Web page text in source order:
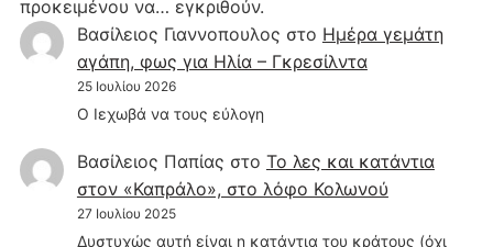
προκειμένου να… εγκριθούν.
Βασίλειος Γιαννοπουλος στο Hμέρα γεμάτη
αγάπη, φως για Ηλία – Γκρεσίλντα
25 Ιουλίου 2026
Ο Ιεχωβά να τους εύλογη
Βασίλειος Παπίας στο Το λες και κατάντια
στον «Καπράλο», στο λόφο Κολωνού
27 Ιουλίου 2025
Δυστυχώς αυτή είναι η κατάντια του κράτους (όχι